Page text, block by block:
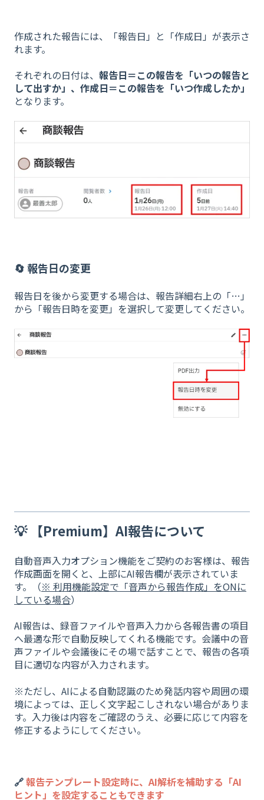
作成された報告には、「報告日」と「作成日」が表示さ
れます。
それぞれの日付は、 報告日＝この報告を「いつの報告と
して出すか」、作成日＝この報告を「いつ作成したか」
となります。
🔄 報告日の変更
報告日を後から変更する場合は、報告詳細右上の「…」
から「報告日時を変更」を選択して変更してください。
💡 【Premium】AI報告について
自動音声入力オプション機能をご契約のお客様は、報告
作成画面を開くと、上部にAI報告欄が表示されていま
す。（※ 利用機能設定で「音声から報告作成」をONに
している場合）
AI報告は、録音ファイルや音声入力から各報告書の項目
へ最適な形で自動反映してくれる機能です。会議中の音
声ファイルや会議後にその場で話すことで、報告の各項
目に適切な内容が入力されます。
※ただし、AIによる自動認識のため発話内容や周囲の環
境によっては、正しく文字起こしされない場合がありま
す。入力後は内容をご確認のうえ、必要に応じて内容を
修正するようにしてください。
🔗報告テンプレート設定時に、AI解析を補助する「AI
ヒント」を設定することもできます